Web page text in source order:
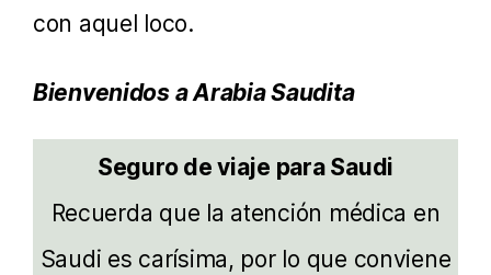
con aquel loco.
Bienvenidos a Arabia Saudita
Seguro de viaje para Saudi
Recuerda que la atención médica en
Saudi es carísima, por lo que conviene